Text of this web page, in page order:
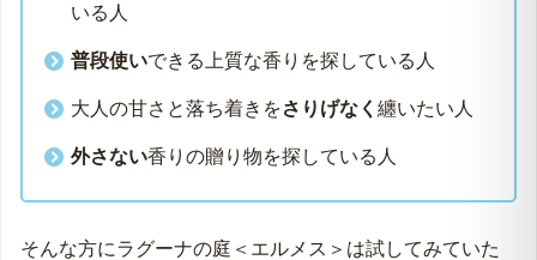
いる人
普段使いできる上質な香りを探している人
大人の甘さと落ち着きをさりげなく 纏いたい人
外さない香りの贈り物を探している人
そんな方にラグーナの庭＜エルメス＞は試してみていた